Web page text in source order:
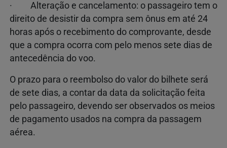
· Alteração e cancelamento: o passageiro tem o
direito de desistir da compra sem ônus em até 24
horas após o recebimento do comprovante, desde
que a compra ocorra com pelo menos sete dias de
antecedência do voo.
O prazo para o reembolso do valor do bilhete será
de sete dias, a contar da data da solicitação feita
pelo passageiro, devendo ser observados os meios
de pagamento usados na compra da passagem
aérea.